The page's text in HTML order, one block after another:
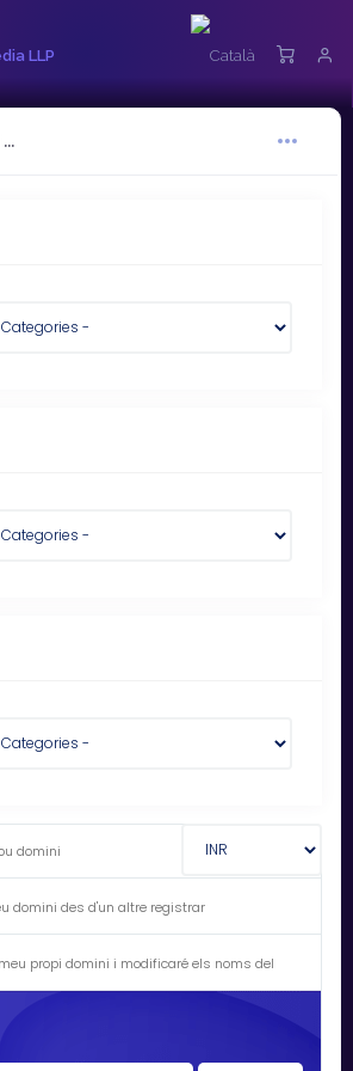
LLP
domini
domini des d'un altre registrar
propi domini i modificaré els noms del